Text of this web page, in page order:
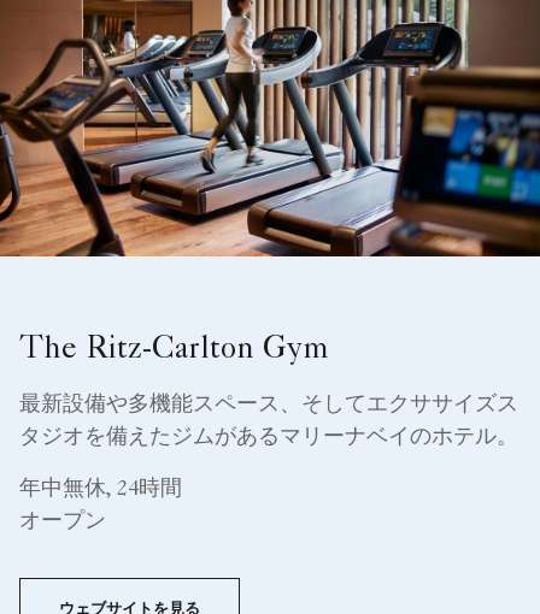
The Ritz-Carlton Gym
最新設備や多機能スペース、そしてエクササイズス
タジオを備えたジムがあるマリーナベイのホテル。
年中無休, 24時間
オープン
ウェブサイトを見る